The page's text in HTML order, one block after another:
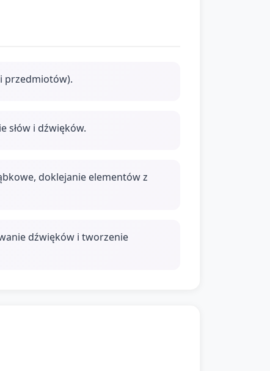
przedmiotów).
słów i dźwięków.
doklejanie elementów z
dźwięków i tworzenie